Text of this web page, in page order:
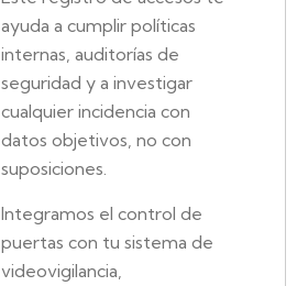
ayuda a cumplir políticas
internas, auditorías de
seguridad y a investigar
cualquier incidencia con
datos objetivos, no con
suposiciones.
Integramos el control de
puertas con tu sistema de
videovigilancia,